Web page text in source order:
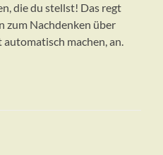
die du stellst! Das regt
zum Nachdenken über
automatisch machen, an.